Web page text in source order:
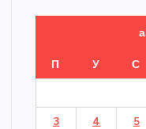
П У С
3 4 5